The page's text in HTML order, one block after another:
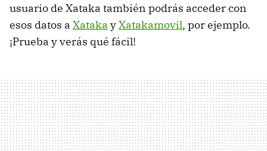
usuario de Xataka también podrás acceder con
esos datos a Xataka yXatakamovil, por ejemplo.
¡Prueba y verás qué fácil!